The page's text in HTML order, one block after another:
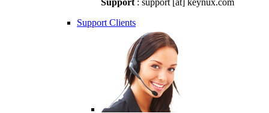
Support : support [at] keynux.com
Support Clients